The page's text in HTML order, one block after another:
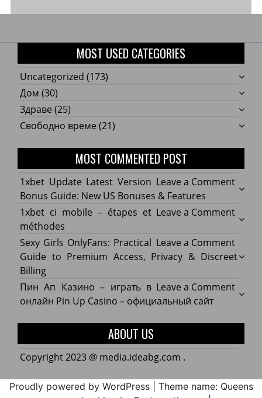
MOST USED CATEGORIES
Uncategorized (173)
Дом (30)
Здраве (25)
Свободно време (21)
MOST COMMENTED POST
Leave a Commenton
1xbet
Latest
Bonus
New
US
&
1xbet Update Latest Version
Bonus Guide: New US Bonuses & Features
Leave a Commenton
1xbet
ci
et
1xbet ci mobile – étapes et
méthodes
Leave a Commenton
Sexy
to
&
Sexy Girls OnlyFans: Practical
Guide to Premium Access, Privacy & Discreet
Billing
Leave a Commenton
Пин
–
Пин Ап Казино – играть в
онлайн Pin Up Casino – официальный сайт
ABOUT US
Copyright 2023 @ media.ideabg.com .
Proudly powered by WordPress
Theme name: Queens